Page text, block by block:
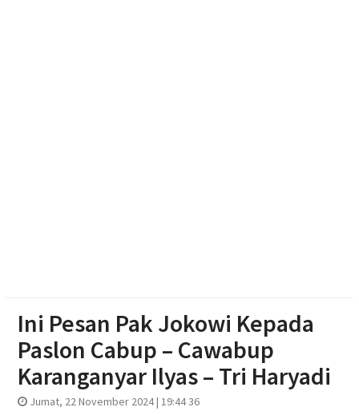
Ini Pesan Pak Jokowi Kepada
Paslon Cabup – Cawabup
Karanganyar Ilyas – Tri Haryadi
Jumat, 22 November 2024 | 19:44 36